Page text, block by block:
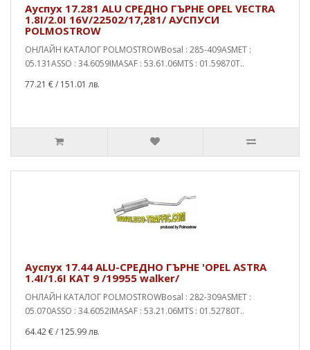
Ауспух 17.281 ALU СРЕДНО ГЪРНЕ OPEL VECTRA
1.8I/2.0I 16V/22502/17,281/ АУСПУСИ
POLMOSTROW
ОНЛАЙН КАТАЛОГ POLMOSTROWBosal : 285-409ASMET :
05.131ASSO : 34.6059IMASAF : 53.61.06MTS : 01.59870T..
77.21 €/ 151.01 лв.
Ауспух 17.44 ALU-СРЕДНО ГЪРНЕ 'OPEL ASTRA
1.4I/1.6I KAT 9 /19955 walker/
ОНЛАЙН КАТАЛОГ POLMOSTROWBosal : 282-309ASMET :
05.070ASSO : 34.6052IMASAF : 53.21.06MTS : 01.52780T..
64.42 €/ 125.99 лв.